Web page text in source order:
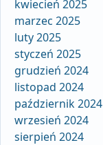
kwiecień 2025
marzec 2025
luty 2025
styczeń 2025
grudzień 2024
listopad 2024
październik 2024
wrzesień 2024
sierpień 2024